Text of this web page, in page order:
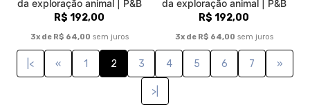
Sobre nós
AstroVeg é uma marca de moda vegana consciente e ativista.
Buscamos trazer sempre a representatividade e o ativismo
vegano através da moda, com estampas exclusivas,
desenvolvidas, em sua maioria, em parceria com a artista
plástica Ana Improta, e curadoria da designer de moda Alice